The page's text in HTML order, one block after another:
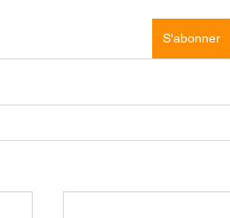
S'abonner